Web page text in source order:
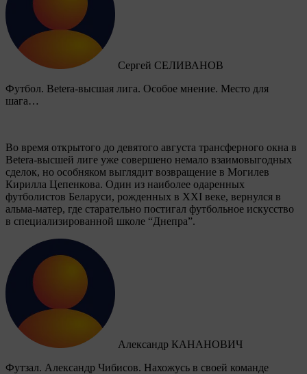
Сергей СЕЛИВАНОВ
Футбол. Betera-высшая лига. Особое мнение. Место для
шага…
Во время открытого до девятого августа трансферного окна в
Betera-высшей лиге уже совершено немало взаимовыгодных
сделок, но особняком выглядит возвращение в Могилев
Кирилла Цепенкова. Один из наиболее одаренных
футболистов Беларуси, рожденных в XXI веке, вернулся в
альма-матер, где старательно постигал футбольное искусство
в специализированной школе “Днепра”.
Александр КАНАНОВИЧ
Футзал. Александр Чибисов. Нахожусь в своей команде